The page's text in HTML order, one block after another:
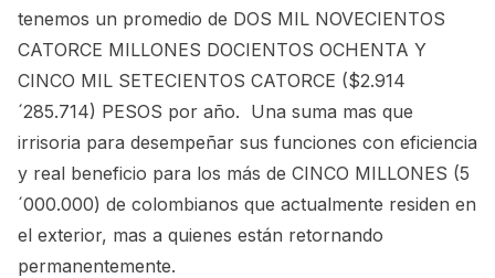
tenemos un promedio de DOS MIL NOVECIENTOS
CATORCE MILLONES DOCIENTOS OCHENTA Y
CINCO MIL SETECIENTOS CATORCE ($2.914
´285.714) PESOS por año. Una suma mas que
irrisoria para desempeñar sus funciones con eficiencia
y real beneficio para los más de CINCO MILLONES (5
´000.000) de colombianos que actualmente residen en
el exterior, mas a quienes están retornando
permanentemente.